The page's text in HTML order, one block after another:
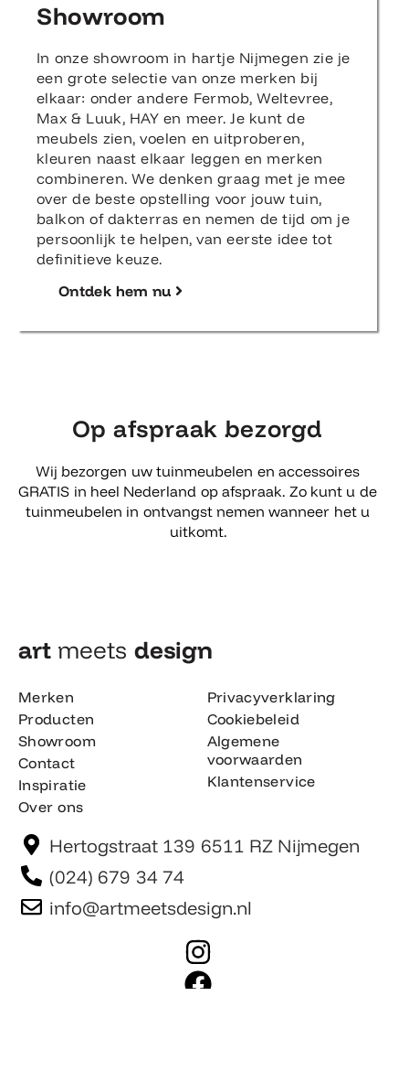
Showroom
In onze showroom in hartje Nijmegen zie je
een grote selectie van onze merken bij
elkaar: onder andere Fermob, Weltevree,
Max & Luuk, HAY en meer. Je kunt de
meubels zien, voelen en uitproberen,
kleuren naast elkaar leggen en merken
combineren. We denken graag met je mee
over de beste opstelling voor jouw tuin,
balkon of dakterras en nemen de tijd om je
persoonlijk te helpen, van eerste idee tot
definitieve keuze.
Ontdek hem nu
Op afspraak bezorgd
Wij bezorgen uw tuinmeubelen en accessoires
GRATIS in heel Nederland op afspraak. Zo kunt u de
tuinmeubelen in ontvangst nemen wanneer het u
uitkomt.
art meets design​
Merken
Producten
Showroom
Contact
Inspiratie
Over ons
Privacyverklaring
Cookiebeleid
Algemene
voorwaarden
Klantenservice
Hertogstraat 139 6511 RZ Nijmegen
(024) 679 34 74
info@artmeetsdesign.nl
I
n
F